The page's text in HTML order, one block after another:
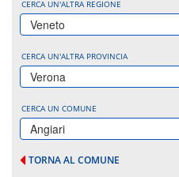
CERCA UN'ALTRA REGIONE
Veneto
CERCA UN'ALTRA PROVINCIA
Verona
CERCA UN COMUNE
Angiari
TORNA AL COMUNE